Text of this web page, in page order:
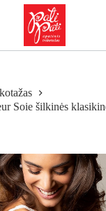
Soie šilkinės